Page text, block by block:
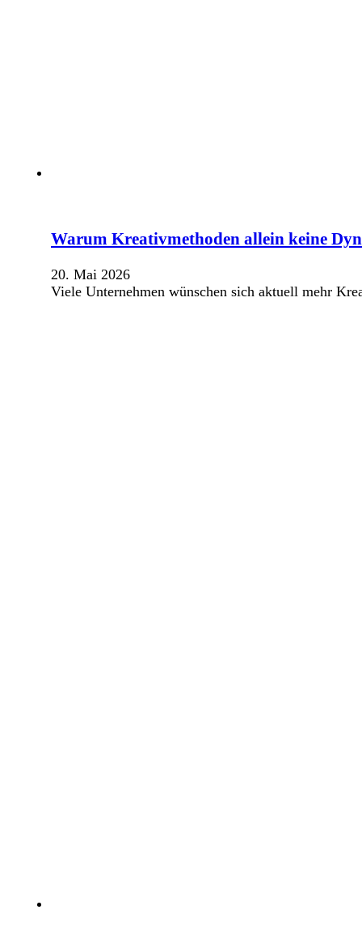
Warum Kreativmethoden allein keine
20. Mai 2026
Viele Unternehmen wünschen sich aktuell mehr